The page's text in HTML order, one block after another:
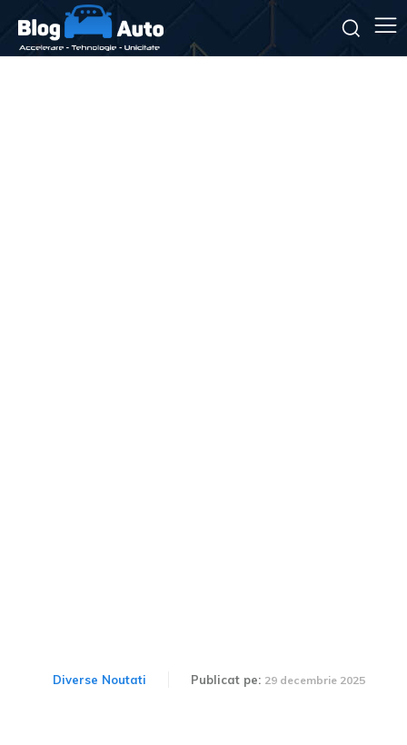
Diverse Noutati Publicat pe: 29 decembrie 2025